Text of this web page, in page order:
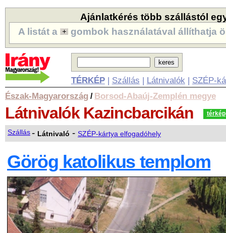
Ajánlatkérés több szállástól
A listát a
gombok használatával állíthatja
TÉRKÉP| Szállás | Látnivalók | SZÉP-
Észak-Magyarország / Borsod-Abaúj-Zemplén megye
Látnivalók Kazincbarcikán térkép
Szállás- Látnivaló - SZÉP-kártya elfogadóhely
Görög katolikus templom